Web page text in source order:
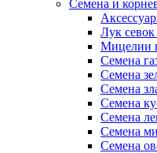
Семена и
Лук
Мицелии
Семена
Семена
Семена
Семена
Семена
Семена
Семена